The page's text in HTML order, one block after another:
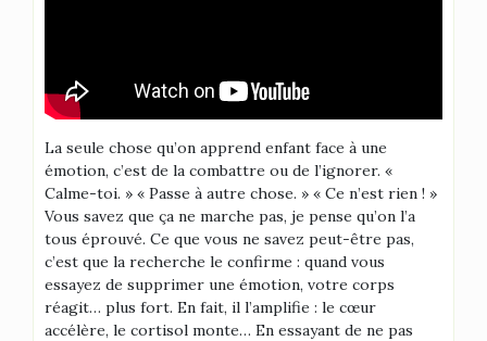
La seule chose qu’on apprend enfant face à une
émotion, c’est de la combattre ou de l’ignorer. «
Calme-toi. » « Passe à autre chose. » « Ce n’est rien ! »
Vous savez que ça ne marche pas, je pense qu’on l’a
tous éprouvé. Ce que vous ne savez peut-être pas,
c’est que la recherche le confirme : quand vous
essayez de supprimer une émotion, votre corps
réagit… plus fort. En fait, il l’amplifie : le cœur
accélère, le cortisol monte… En essayant de ne pas